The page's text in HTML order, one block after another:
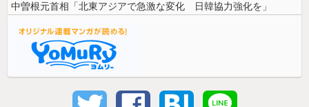
中曽根元首相「北東アジアで急激な変化 日韓協力強化を」